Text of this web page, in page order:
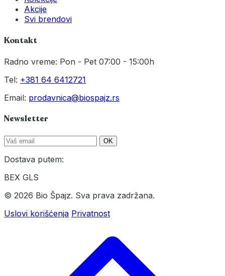
Akcije
Svi brendovi
Kontakt
Radno vreme: Pon - Pet 07:00 - 15:00h
Tel: +381 64 6412721
Email: prodavnica@biospajz.rs
Newsletter
OK
Dostava putem:
BEX GLS
© 2026 Bio Špajz. Sva prava zadržana.
Uslovi korišćenja Privatnost